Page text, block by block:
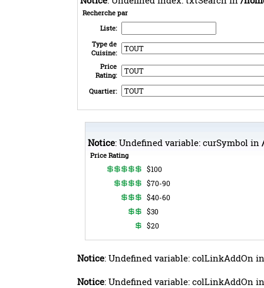
Recherche par
Liste:
Type de
Cuisine:
Price
Rating:
Quartier:
Notice: Undefined variable: curSymbol in
Price Rating
$100
$70-90
$40-60
$30
$20
Notice: Undefined variable: colLinkAddOn
Notice: Undefined variable: colLinkAddOn